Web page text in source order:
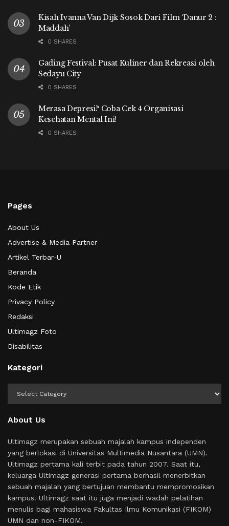
Kisah Ivanna Van Dijk Sosok Dari Film ‘Danur 2 :
Maddah’
0 SHARES
Gading Festival: Pusat Kuliner dan Rekreasi oleh
Sedayu City
0 SHARES
Merasa Depresi? Coba Cek 4 Organisasi
Kesehatan Mental Ini!
0 SHARES
Pages
About Us
Advertise & Media Partner
Artikel Terbar-U
Beranda
Kode Etik
Privacy Policy
Redaksi
Ultimagz Foto
Disabilitas
Kategori
About Us
Ultimagz merupakan sebuah majalah kampus independen
yang berlokasi di Universitas Multimedia Nusantara (UMN).
Ultimagz pertama kali terbit pada tahun 2007. Saat itu,
keluarga Ultimagz generasi pertama berhasil menerbitkan
sebuah majalah yang bertujuan membantu mempromosikan
kampus. Ultimagz saat itu juga menjadi wadah pelatihan
menulis bagi mahasiswa Fakultas Ilmu Komunikasi (FIKOM)
UMN dan non-FIKOM.